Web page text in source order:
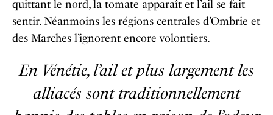
quittant le nord, la tomate apparaît et l’ail se fait
sentir. Néanmoins les régions centrales d’Ombrie et
des Marches l’ignorent encore volontiers.
En Vénétie, l’ail et plus largement les
alliacés sont traditionnellement